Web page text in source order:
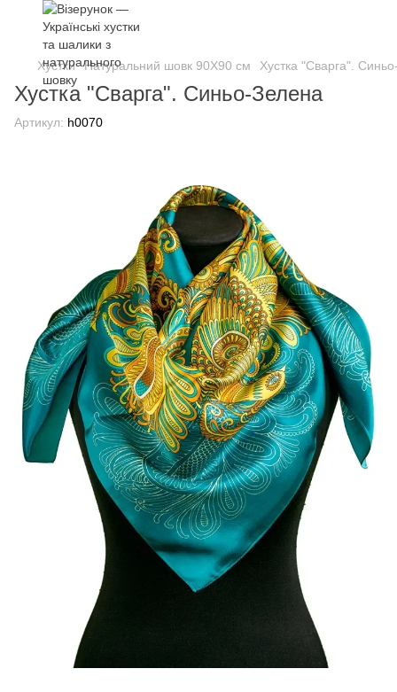
Хустки Натуральний шовк 90Х90 см Хустка "Сварга".
Хустка "Сварга". Синьо-Зелена
Артикул: h0070